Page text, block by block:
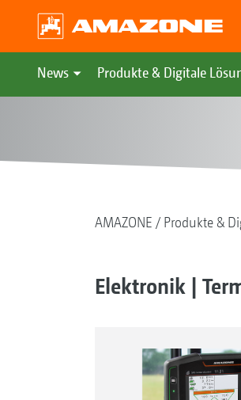
News Produkte & Digitale
AMAZONE Produkte &
Elektronik |